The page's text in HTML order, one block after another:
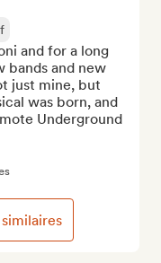
and for a long
bands and new
just mine, but
was born, and
Underground